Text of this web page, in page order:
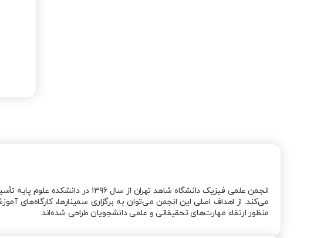
انجمن علمی فیزیک دانشگاه
می‌کند. از اهداف اصلی این انجمن می‌توان به برگزاری سمینارها، کارگاه‌های
منظور ارتقاء مهارت‌های تحقیقاتی و علمی دانشجویان طراحی شده‌اند.